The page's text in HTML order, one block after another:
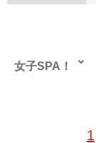
1
女子SPA！